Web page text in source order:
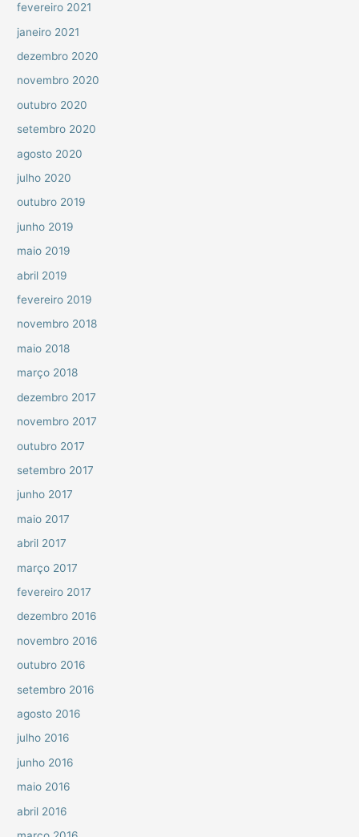
fevereiro 2021
janeiro 2021
dezembro 2020
novembro 2020
outubro 2020
setembro 2020
agosto 2020
julho 2020
outubro 2019
junho 2019
maio 2019
abril 2019
fevereiro 2019
novembro 2018
maio 2018
março 2018
dezembro 2017
novembro 2017
outubro 2017
setembro 2017
junho 2017
maio 2017
abril 2017
março 2017
fevereiro 2017
dezembro 2016
novembro 2016
outubro 2016
setembro 2016
agosto 2016
julho 2016
junho 2016
maio 2016
abril 2016